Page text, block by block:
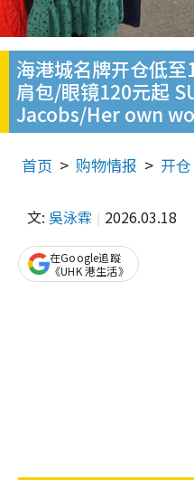
海港城名牌开仓低
肩包/眼镜120元起
Jacobs/Her own
首页 购物情报 开仓
文: 吳泳霖 2026.03.18
在Google追蹤
《UHK 港生活》